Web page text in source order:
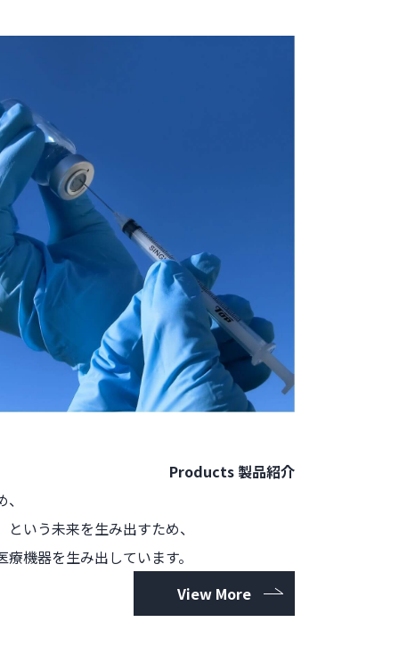
Products 製品紹介
という未来を生み出すため、
療機器を生み出しています。
View More